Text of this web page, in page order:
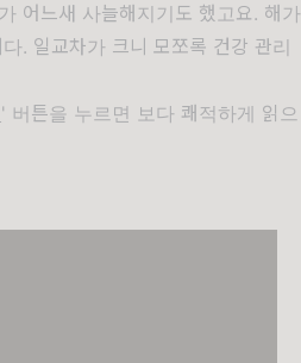
어느새 사늘해지기도 했고요. 해가
. 일교차가 크니 모쪼록 건강 관리
' 버튼을 누르면 보다 쾌적하게 읽으